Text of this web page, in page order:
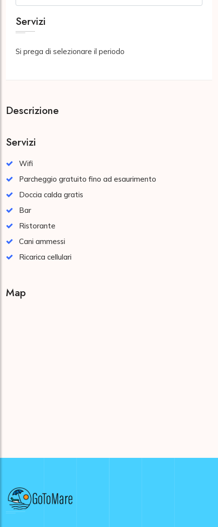
Servizi
Si prega di selezionare il periodo
Descrizione
Servizi
Wifi
Parcheggio gratuito fino ad esaurimento
Doccia calda gratis
Bar
Ristorante
Cani ammessi
Ricarica cellulari
Map